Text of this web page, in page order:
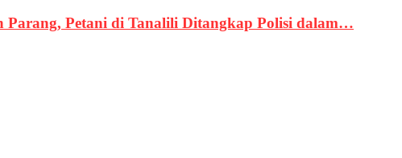
Petani di Tanalili Ditangkap Polisi dalam…